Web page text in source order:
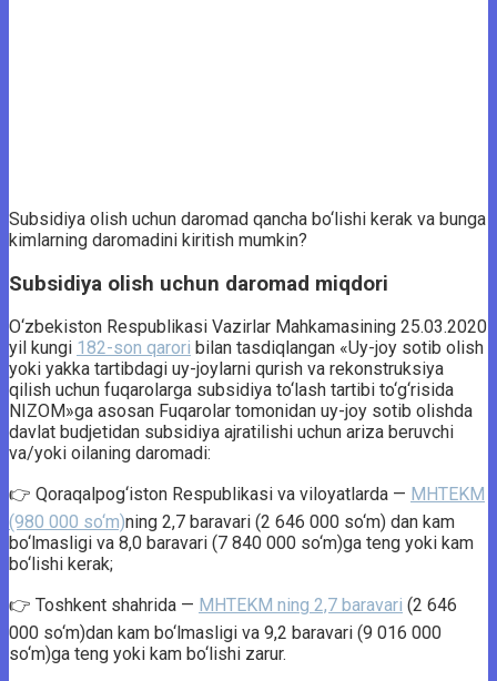
Subsidiya olish uchun daromad qancha bo‘lishi kerak va bunga
kimlarning daromadini kiritish mumkin?
Subsidiya olish uchun daromad miqdori
O‘zbekiston Respublikasi Vazirlar Mahkamasining 25.03.2020
yil kungi 182-son qarori bilan tasdiqlangan «Uy-joy sotib olish
yoki yakka tartibdagi uy-joylarni qurish va rekonstruksiya
qilish uchun fuqarolarga subsidiya to‘lash tartibi to‘g‘risida
NIZOM»ga asosan Fuqarolar tomonidan uy-joy sotib olishda
davlat budjetidan subsidiya ajratilishi uchun ariza beruvchi
va/yoki oilaning daromadi:
👉 Qoraqalpog‘iston Respublikasi va viloyatlarda — MHTEKM
(980 000 so‘m)ning 2,7 baravari (2 646 000 so‘m) dan kam
bo‘lmasligi va 8,0 baravari (7 840 000 so‘m)ga teng yoki kam
bo‘lishi kerak;
👉 Toshkent shahrida — MHTEKM ning 2,7 baravari (2 646
000 so‘m)dan kam bo‘lmasligi va 9,2 baravari (9 016 000
so‘m)ga teng yoki kam bo‘lishi zarur.